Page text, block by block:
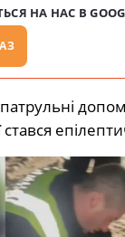
НА НАС В
стався